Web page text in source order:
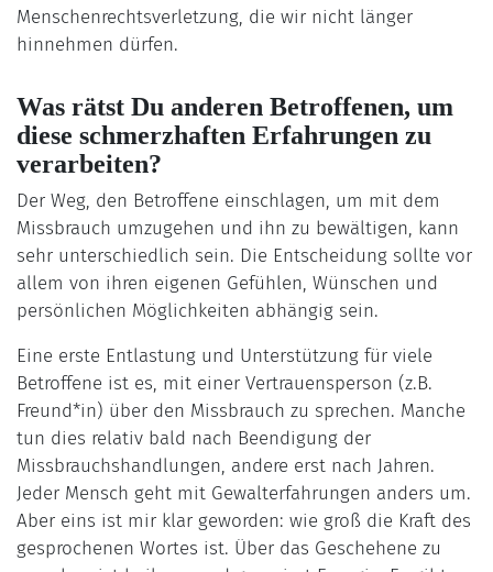
Menschenrechtsverletzung, die wir nicht länger
hinnehmen dürfen.
Was rätst Du anderen Betroffenen, um
diese schmerzhaften Erfahrungen zu
verarbeiten?
Der Weg, den Betroffene einschlagen, um mit dem
Missbrauch umzugehen und ihn zu bewältigen, kann
sehr unterschiedlich sein. Die Entscheidung sollte vor
allem von ihren eigenen Gefühlen, Wünschen und
persönlichen Möglichkeiten abhängig sein.
Eine erste Entlastung und Unterstützung für viele
Betroffene ist es, mit einer Vertrauensperson (z.B.
Freund*in) über den Missbrauch zu sprechen. Manche
tun dies relativ bald nach Beendigung der
Missbrauchshandlungen, andere erst nach Jahren.
Jeder Mensch geht mit Gewalterfahrungen anders um.
Aber eins ist mir klar geworden: wie groß die Kraft des
gesprochenen Wortes ist. Über das Geschehene zu